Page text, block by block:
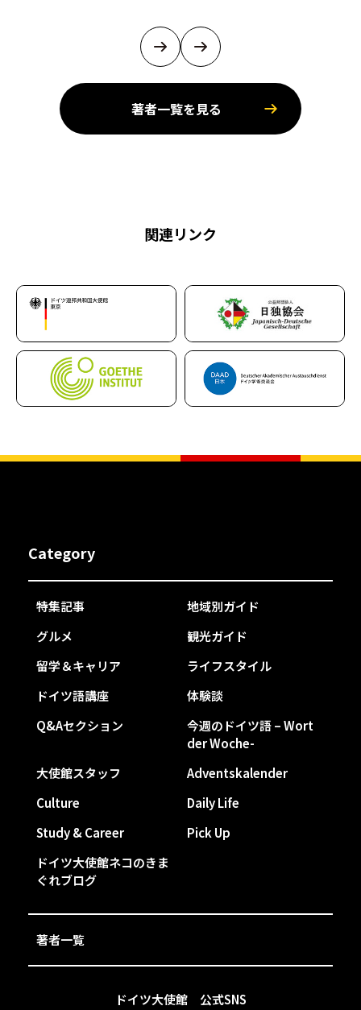
著者一覧を見る
関連リンク
ドイツ大使館 公式SNS
Category
特集記事
地域別ガイド
グルメ
観光ガイド
留学＆キャリア
ライフスタイル
ドイツ語講座
体験談
Q&Aセクション
今週のドイツ語 – Wort
der Woche-
大使館スタッフ
Adventskalender
Culture
Daily Life
Study & Career
Pick Up
ドイツ大使館ネコのきま
ぐれブログ
著者一覧